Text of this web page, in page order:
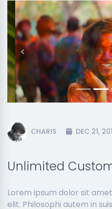
Previous
CHARIS DEC 21,
Unlimited
Lorem ipsum dolor sit
elit. Philosophi autem in